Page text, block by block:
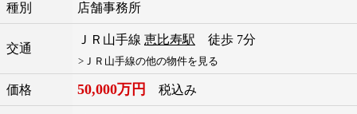
種別 店舗事務所
交通
ＪＲ山手線 恵比寿駅 徒歩 7分
>ＪＲ山手線の他の物件を見る
価格 50,000万円 税込み